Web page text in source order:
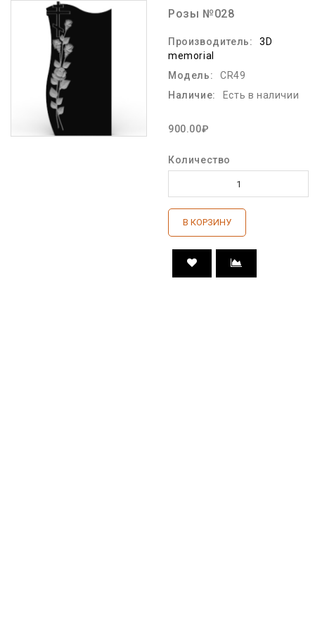
Розы №028
Производитель:
3D
memorial
Модель:
CR49
Наличие:
Есть в наличии
900.00₽
Количество
В КОРЗИНУ